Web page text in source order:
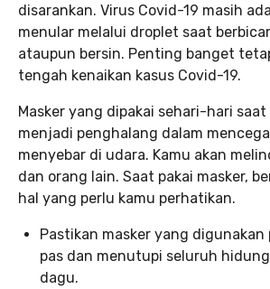
disarankan. Virus Covid-19 masih
menular melalui droplet saat
ataupun bersin. Penting banget
tengah kenaikan kasus Covid-19.
Masker yang dipakai sehari-hari
menjadi penghalang dalam
menyebar di udara. Kamu akan
dan orang lain. Saat pakai masker,
hal yang perlu kamu perhatikan.
Pastikan masker yang digunakan
pas dan menutupi seluruh
dagu.